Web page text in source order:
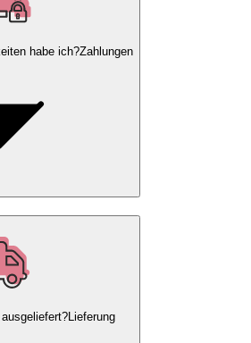
habe ich?Zahlungen
Lieferung